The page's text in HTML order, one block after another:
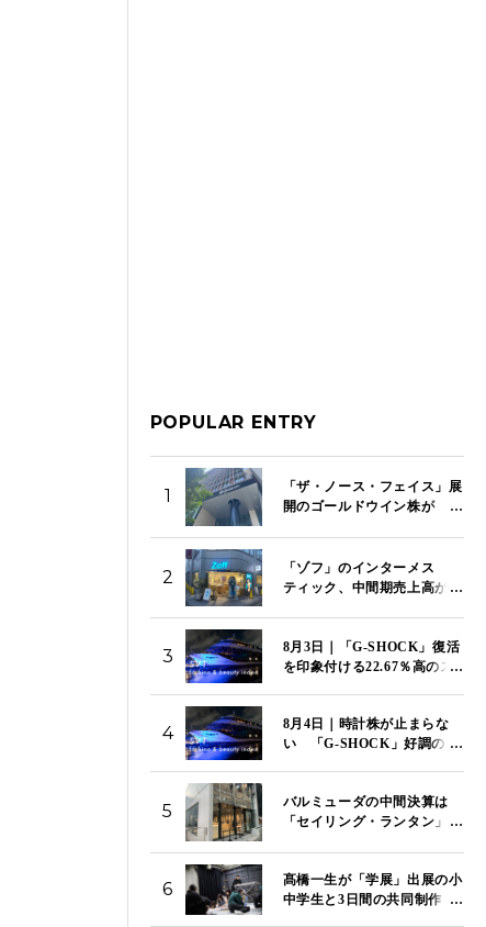
POPULAR ENTRY
1
「ザ・ノース・フェイス」展
開のゴールドウイン株が
り
2
「ゾフ」のインターメス
ティック、中間期売上高が8
ため」の目黒蓮CMで成長加
速
3
8月3日｜「G-SHOCK」復活
を印象付ける22.67％高のス
ス」は14,117ポイント
4
8月4日｜時計株が止まらな
い 「G-SHOCK」好調のカ
「SVT インデックス」は
14,081ポイント
5
バルミューダの中間決算は
「セイリング・ランタン」が
6
髙橋一生が「学展」出展の小
中学生と3日間の共同制作